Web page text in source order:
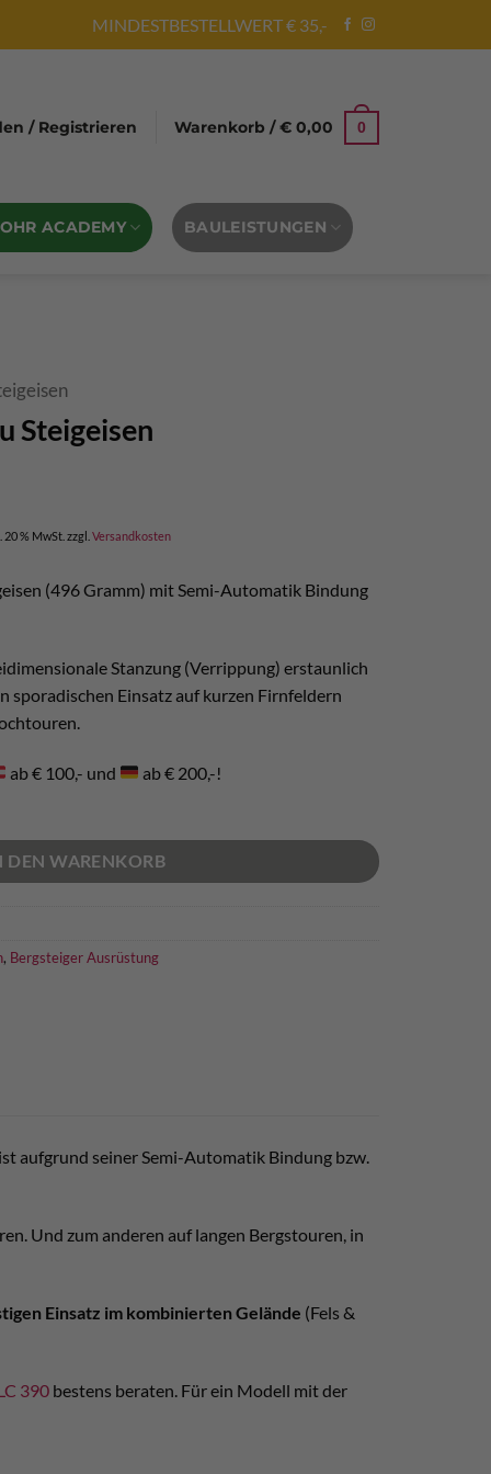
MINDESTBESTELLWERT € 35,-
/ Registrieren Warenkorb /€ 0,00 0
ACADEMY BAULEISTUNGEN
Steigeisen
20 % MwSt. zzgl. Versandkosten
(496 Gramm) mit Semi-Automatik Bindung
Stanzung (Verrippung) erstaunlich
sporadischen Einsatz auf kurzen Firnfeldern
ab € 100,- und ab € 200,-!
DEN WARENKORB
, Bergsteiger Ausrüstung
aufgrund seiner Semi-Automatik Bindung bzw.
Und zum anderen auf langen Bergstouren, in
Einsatz im kombinierten Gelände (Fels &
390 bestens beraten. Für ein Modell mit der